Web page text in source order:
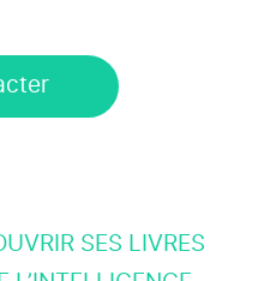
SES LIVRES